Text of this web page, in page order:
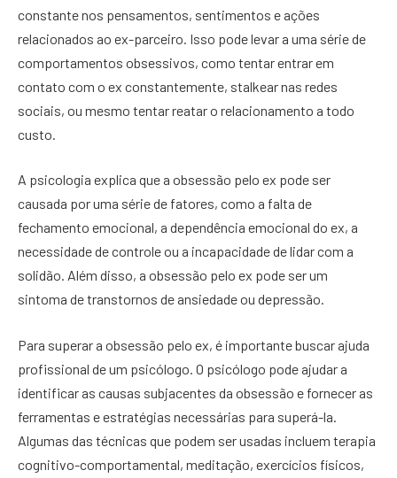
constante nos pensamentos, sentimentos e ações
relacionados ao ex-parceiro. Isso pode levar a uma série de
comportamentos obsessivos, como tentar entrar em
contato com o ex constantemente, stalkear nas redes
sociais, ou mesmo tentar reatar o relacionamento a todo
custo.
A psicologia explica que a obsessão pelo ex pode ser
causada por uma série de fatores, como a falta de
fechamento emocional, a dependência emocional do ex, a
necessidade de controle ou a incapacidade de lidar com a
solidão. Além disso, a obsessão pelo ex pode ser um
sintoma de transtornos de ansiedade ou depressão.
Para superar a obsessão pelo ex, é importante buscar ajuda
profissional de um psicólogo. O psicólogo pode ajudar a
identificar as causas subjacentes da obsessão e fornecer as
ferramentas e estratégias necessárias para superá-la.
Algumas das técnicas que podem ser usadas incluem terapia
cognitivo-comportamental, meditação, exercícios físicos,